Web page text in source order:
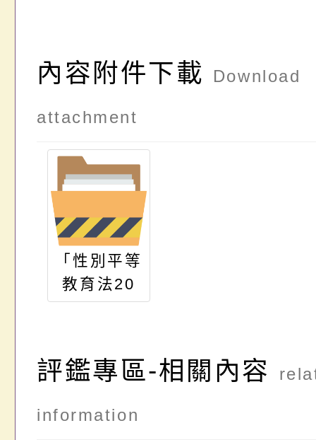
內容附件下載 Download
attachment
「性別平等
教育法20
週年特展」
評鑑專區-相關內容
information